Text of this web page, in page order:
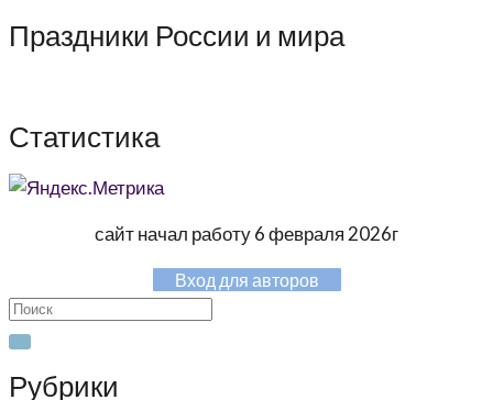
Праздники России и мира
Статистика
сайт начал работу 6 февраля 2026г
Вход для авторов
Search
for:
Рубрики